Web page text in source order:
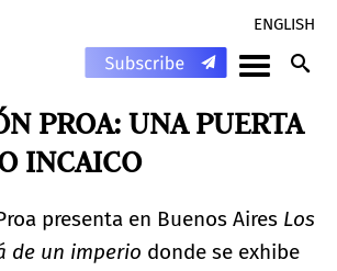
ENGLISH
PROA: UNA PUERTA
INCAICO
presenta en Buenos Aires Los
de un imperio donde se exhibe